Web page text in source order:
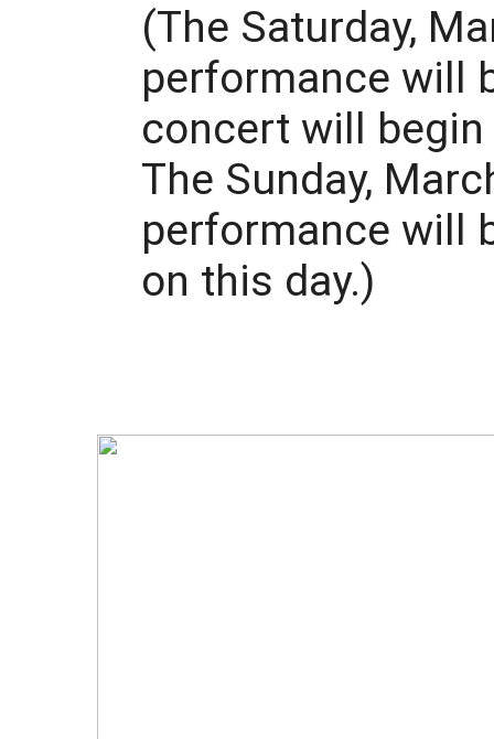
(The Saturday,
performance will
concert will
The Sunday,
performance will
on this day.)